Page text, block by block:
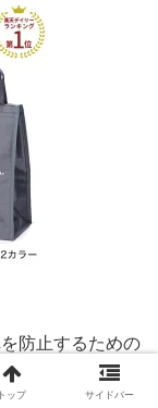
防止するための
トップ サイドバー